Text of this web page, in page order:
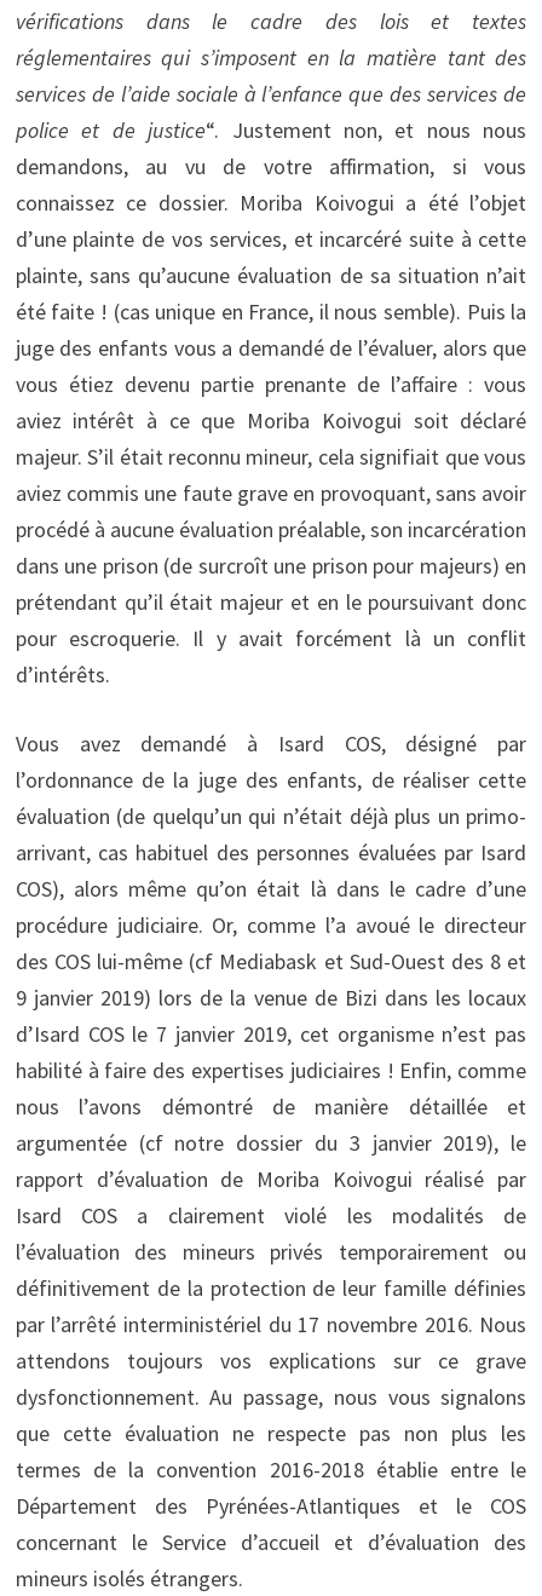
vérifications dans le cadre des lois et textes
réglementaires qui s’imposent en la matière tant des
services de l’aide sociale à l’enfance que des services de
police et de justice“. Justement non, et nous nous
demandons, au vu de votre affirmation, si vous
connaissez ce dossier. Moriba Koivogui a été l’objet
d’une plainte de vos services, et incarcéré suite à cette
plainte, sans qu’aucune évaluation de sa situation n’ait
été faite ! (cas unique en France, il nous semble). Puis la
juge des enfants vous a demandé de l’évaluer, alors que
vous étiez devenu partie prenante de l’affaire : vous
aviez intérêt à ce que Moriba Koivogui soit déclaré
majeur. S’il était reconnu mineur, cela signifiait que vous
aviez commis une faute grave en provoquant, sans avoir
procédé à aucune évaluation préalable, son incarcération
dans une prison (de surcroît une prison pour majeurs) en
prétendant qu’il était majeur et en le poursuivant donc
pour escroquerie. Il y avait forcément là un conflit
d’intérêts.
Vous avez demandé à Isard COS, désigné par
l’ordonnance de la juge des enfants, de réaliser cette
évaluation (de quelqu’un qui n’était déjà plus un primo-
arrivant, cas habituel des personnes évaluées par Isard
COS), alors même qu’on était là dans le cadre d’une
procédure judiciaire. Or, comme l’a avoué le directeur
des COS lui-même (cf Mediabask et Sud-Ouest des 8 et
9 janvier 2019) lors de la venue de Bizi dans les locaux
d’Isard COS le 7 janvier 2019, cet organisme n’est pas
habilité à faire des expertises judiciaires ! Enfin, comme
nous l’avons démontré de manière détaillée et
argumentée (cf notre dossier du 3 janvier 2019), le
rapport d’évaluation de Moriba Koivogui réalisé par
Isard COS a clairement violé les modalités de
l’évaluation des mineurs privés temporairement ou
définitivement de la protection de leur famille définies
par l’arrêté interministériel du 17 novembre 2016. Nous
attendons toujours vos explications sur ce grave
dysfonctionnement. Au passage, nous vous signalons
que cette évaluation ne respecte pas non plus les
termes de la convention 2016-2018 établie entre le
Département des Pyrénées-Atlantiques et le COS
concernant le Service d’accueil et d’évaluation des
mineurs isolés étrangers.